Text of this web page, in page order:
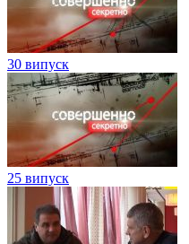
30 випуск
25 випуск